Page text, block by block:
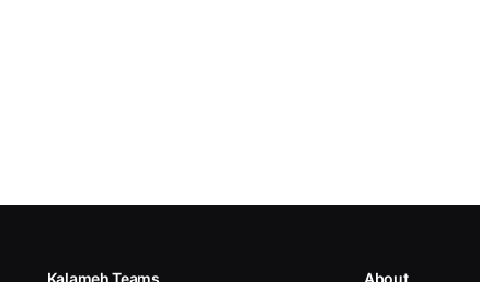
Kalameh Teams About